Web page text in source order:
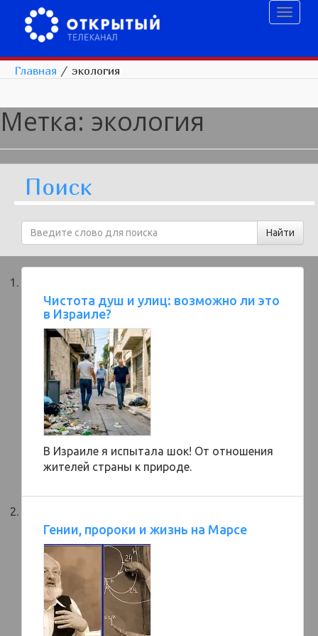
Главная / экология
Метка: экология
Поиск
Чистота душ и улиц: возможно ли это
в Израиле?
В Израиле я испытала шок! От отношения
жителей страны к природе.
Гении, пророки и жизнь на Марсе